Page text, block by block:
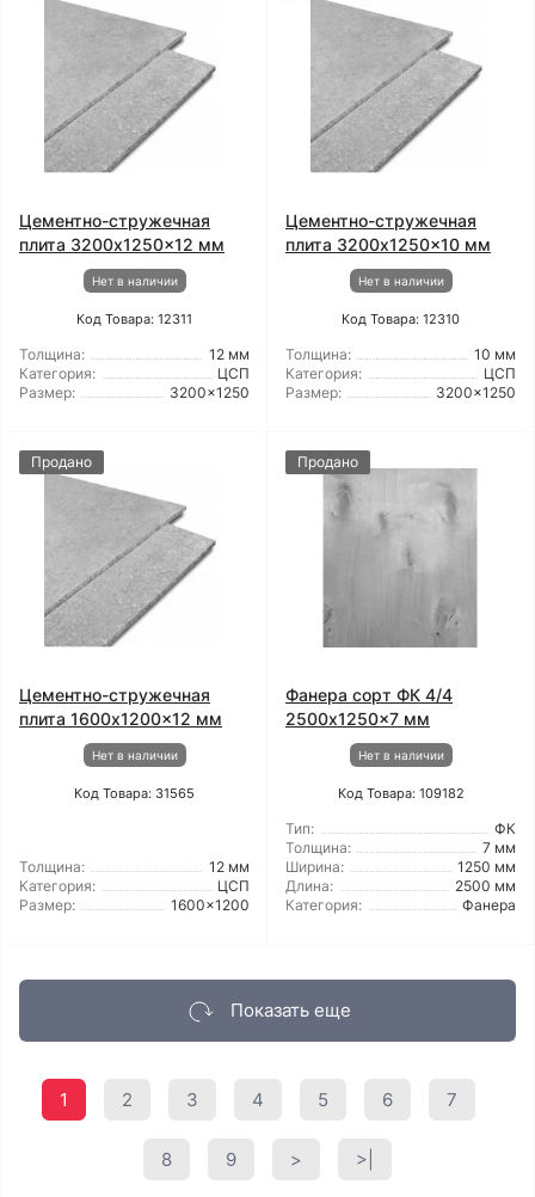
Цементно-стружечная
плита 3200x1250x12 мм
Нет в наличии
Код Товара: 12311
Толщина:
12 мм
Категория:
ЦСП
Размер:
3200x1250
Цементно-стружечная
плита 3200x1250x10 мм
Нет в наличии
Код Товара: 12310
Толщина:
10 мм
Категория:
ЦСП
Размер:
3200x1250
Продано
Цементно-стружечная
плита 1600x1200x12 мм
Нет в наличии
Код Товара: 31565
Толщина:
12 мм
Категория:
ЦСП
Размер:
1600x1200
Продано
Фанера сорт ФК 4/4
2500x1250x7 мм
Нет в наличии
Код Товара: 109182
Тип:
ФК
Толщина:
7 мм
Ширина:
1250 мм
Длина:
2500 мм
Категория:
Фанера
Показать еще
1 2 3 4 5 6 7
8 9 > >|